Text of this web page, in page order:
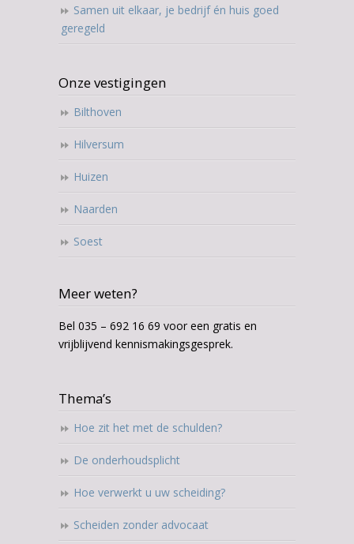
Samen uit elkaar, je bedrijf én huis goed
geregeld
Onze vestigingen
Bilthoven
Hilversum
Huizen
Naarden
Soest
Meer weten?
Bel 035 – 692 16 69 voor een gratis en
vrijblijvend kennismakingsgesprek.
Thema’s
Hoe zit het met de schulden?
De onderhoudsplicht
Hoe verwerkt u uw scheiding?
Scheiden zonder advocaat